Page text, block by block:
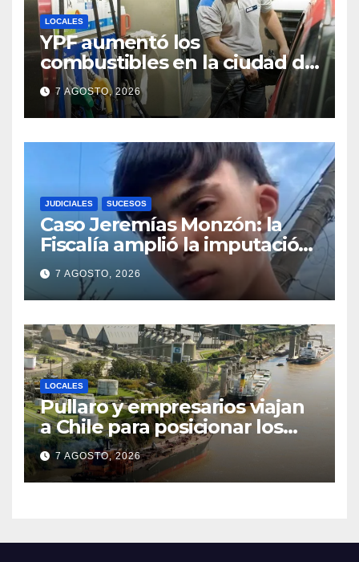
LOCALES
YPF aumentó los
combustibles en la ciudad de
Santa Fe: la nafta súper
superó los $2.100 y llenar el
tanque cuesta más de
$94.000
7 AGOSTO, 2026
JUDICIALES SUCESOS
Caso Jeremías Monzón: la
Fiscalía amplió la imputación
contra la menor acusada del
crimen y la causa se
encamina al juicio por jurados
7 AGOSTO, 2026
LOCALES
Pullaro y empresarios viajan
a Chile para posicionar los
puertos del sur de Santa Fe
como salida para las
exportaciones mineras
7 AGOSTO, 2026